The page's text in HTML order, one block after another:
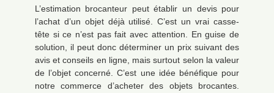
L’estimation brocanteur peut établir un devis pour
l’achat d’un objet déjà utilisé. C’est un vrai casse-
tête si ce n’est pas fait avec attention. En guise de
solution, il peut donc déterminer un prix suivant des
avis et conseils en ligne, mais surtout selon la valeur
de l’objet concerné. C’est une idée bénéfique pour
notre commerce d’acheter des objets brocantes.